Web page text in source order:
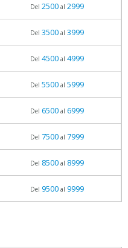
Del 2500al 2999
Del 3500al 3999
Del 4500al 4999
Del 5500al 5999
Del 6500al 6999
Del 7500al 7999
Del 8500al 8999
Del 9500al 9999